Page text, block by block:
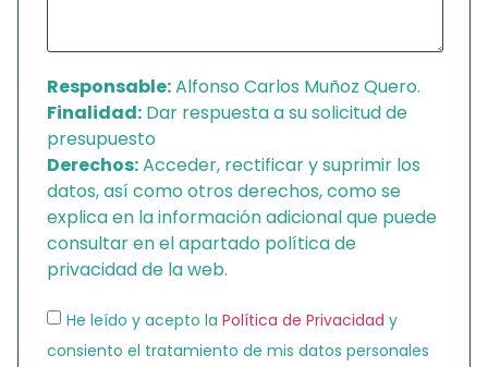
Responsable:Alfonso Carlos Muñoz Quero.
Finalidad: Dar respuesta a su solicitud de
presupuesto
Derechos:Acceder, rectificar y suprimir los
datos, así como otros derechos, como se
explica en la información adicional que puede
consultar en el apartado política de
privacidad de la web.
He leído y acepto la Política de Privacidad y
consiento el tratamiento de mis datos personales